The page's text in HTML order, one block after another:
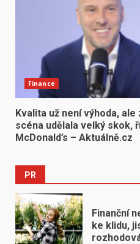
Finance
Kvalita už není výhoda,
scéna udělala velký skok,
McDonald’s – Aktuálně.cz
PR
Finanční
ke klidu,